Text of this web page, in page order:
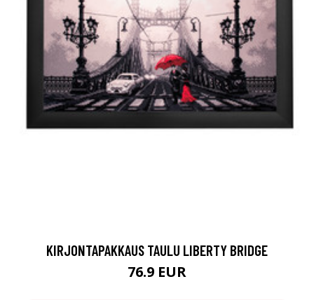
KIRJONTAPAKKAUS TAULU LIBERTY BRIDGE
76.9 EUR